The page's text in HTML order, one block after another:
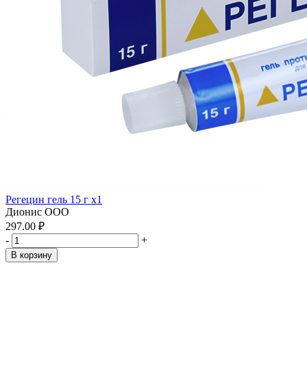
Регецин гель 15 г x1
Дионис ООО
297.00 ₽
-
+
В корзину